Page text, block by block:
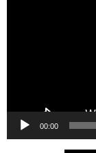
00:00